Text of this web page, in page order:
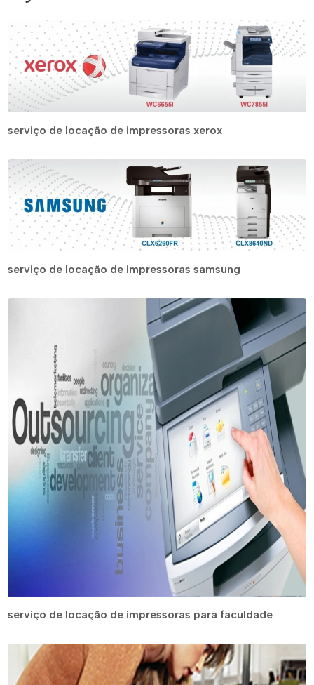
serviço de locação de impressoras xerox
serviço de locação de impressoras samsung
serviço de locação de impressoras para faculdade